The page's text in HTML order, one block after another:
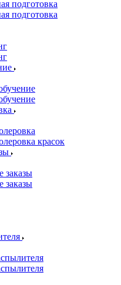
подготовка
подготовка
красок
заказы
заказы